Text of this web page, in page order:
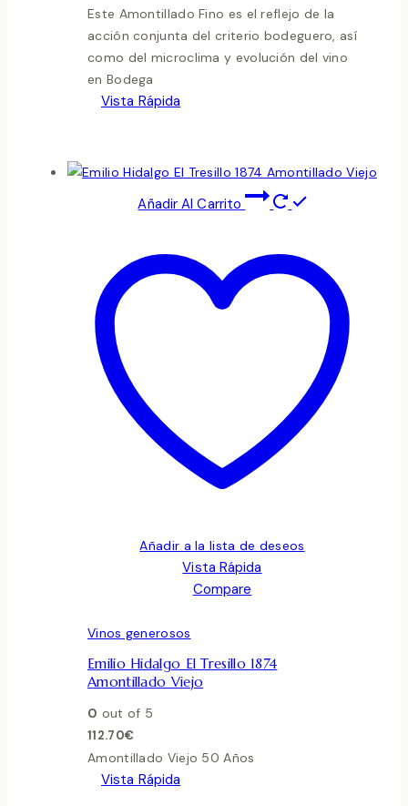
Este Amontillado Fino es el reflejo de la
acción conjunta del criterio bodeguero, así
como del microclima y evolución del vino
en Bodega
Vista Rápida
Añadir Al Carrito
Añadir a la lista de deseos
Vista Rápida
Compare
Vinos generosos
Emilio Hidalgo El Tresillo 1874
Amontillado Viejo
0 out of 5
112.70€
Amontillado Viejo 50 Años
Vista Rápida